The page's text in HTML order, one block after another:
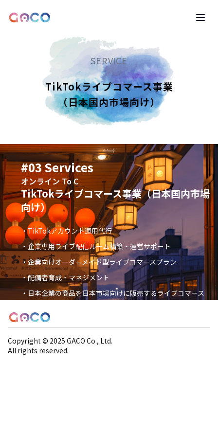
LOGO
SERVICE
TikTokライブコマース事業
（日本国内市場向け）
#03 Services
オンライン To C
TikTokライブコマース事業（日本国内市場
向け）
・TikTokアカウント運用代行
・企業専用ライブ配信ルーム構築・運営サポート
・企業向けオーダーメイド型ライブコマースプラン
・配備者育成・マネジメント
・日本企業の商品を日本市場向けに販売するライブコマース
随時更新中
LOGO
Copyright © 2025 GACO Co., Ltd.
All rights reserved.